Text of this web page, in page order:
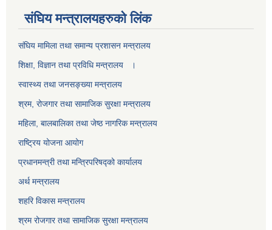
स‌ंघिय मन्त्रालयहरुको लिंक
स‌ंघिय मामिला तथा समान्य प्रशासन मन्त्रालय
शिक्षा, विज्ञान तथा प्रविधि मन्त्रालय ।
स्वास्थ्य तथा जनसङ्ख्या मन्त्रालय
श्रम, रोजगार तथा सामाजिक सुरक्षा मन्त्रालय
महिला, बालबालिका तथा जेष्ठ नागरिक मन्त्रालय
राष्ट्रिय योजना आयोग
प्रधानमन्त्री तथा मन्त्रिपरिषद्को कार्यालय
अर्थ मन्त्रालय
शहरि विकास मन्त्रालय
श्रम रोजगार तथा सामाजिक सुरक्षा मन्त्रालय